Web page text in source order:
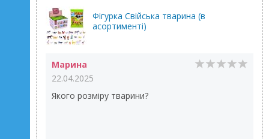
Фігурка Свійська тварина (в
асортименті)
Марина
22.04.2025
Якого розміру тварини?